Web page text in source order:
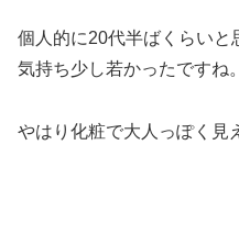
個人的に20代半ばくらいと
気持ち少し若かったですね。
やはり化粧で大人っぽく見